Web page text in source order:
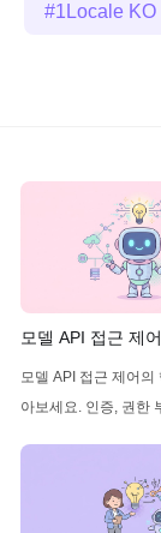
1Locale KO
모델 API 접근 제
정 완벽 가이드
모델 API 접근 제어의
아보세요. 인증, 권한